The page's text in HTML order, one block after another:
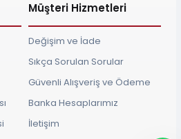
Müşteri Hizmetleri
Değişim ve İade
Sıkça Sorulan Sorular
Güvenli Alışveriş ve Ödeme
Banka Hesaplarımız
İletişim